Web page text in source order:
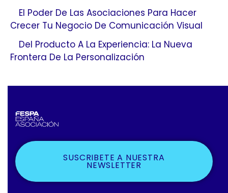
El Poder De Las Asociaciones Para Hacer
Crecer Tu Negocio De Comunicación Visual
Del Producto A La Experiencia: La Nueva
Frontera De La Personalización
SUSCRIBETE A NUESTRA
NEWSLETTER